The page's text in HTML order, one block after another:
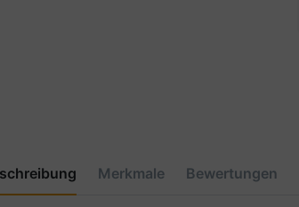
Merkmale Bewertungen